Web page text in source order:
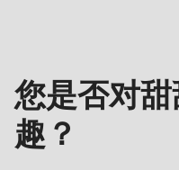
-
销
售
您是否对
趣？